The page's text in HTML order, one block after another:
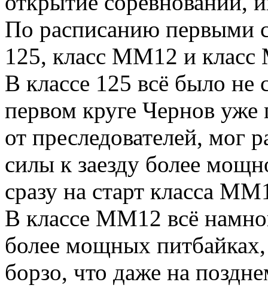
По расписанию первыми
125, класс ММ12 и
В классе 125 всё было не
первом круге Чернов
от преследователей, мог
силы к заезду более
сразу на старт класса
В классе ММ12 всё
более мощных
борзо, что даже на